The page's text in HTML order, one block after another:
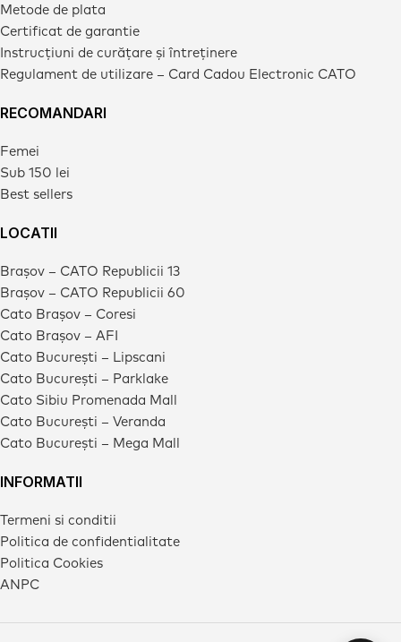
Metode de plata
Certificat de garantie
Instrucțiuni de curățare și întreținere
Regulament de utilizare – Card Cadou Electronic CATO
RECOMANDARI
Femei
Sub 150 lei
Best sellers
LOCATII
Brașov – CATO Republicii 13
Brașov – CATO Republicii 60
Cato Brașov – Coresi
Cato Brașov – AFI
Cato București – Lipscani
Cato București – Parklake
Cato Sibiu Promenada Mall
Cato București – Veranda
Cato București – Mega Mall
INFORMATII
Termeni si conditii
Politica de confidentialitate
Politica Cookies
ANPC